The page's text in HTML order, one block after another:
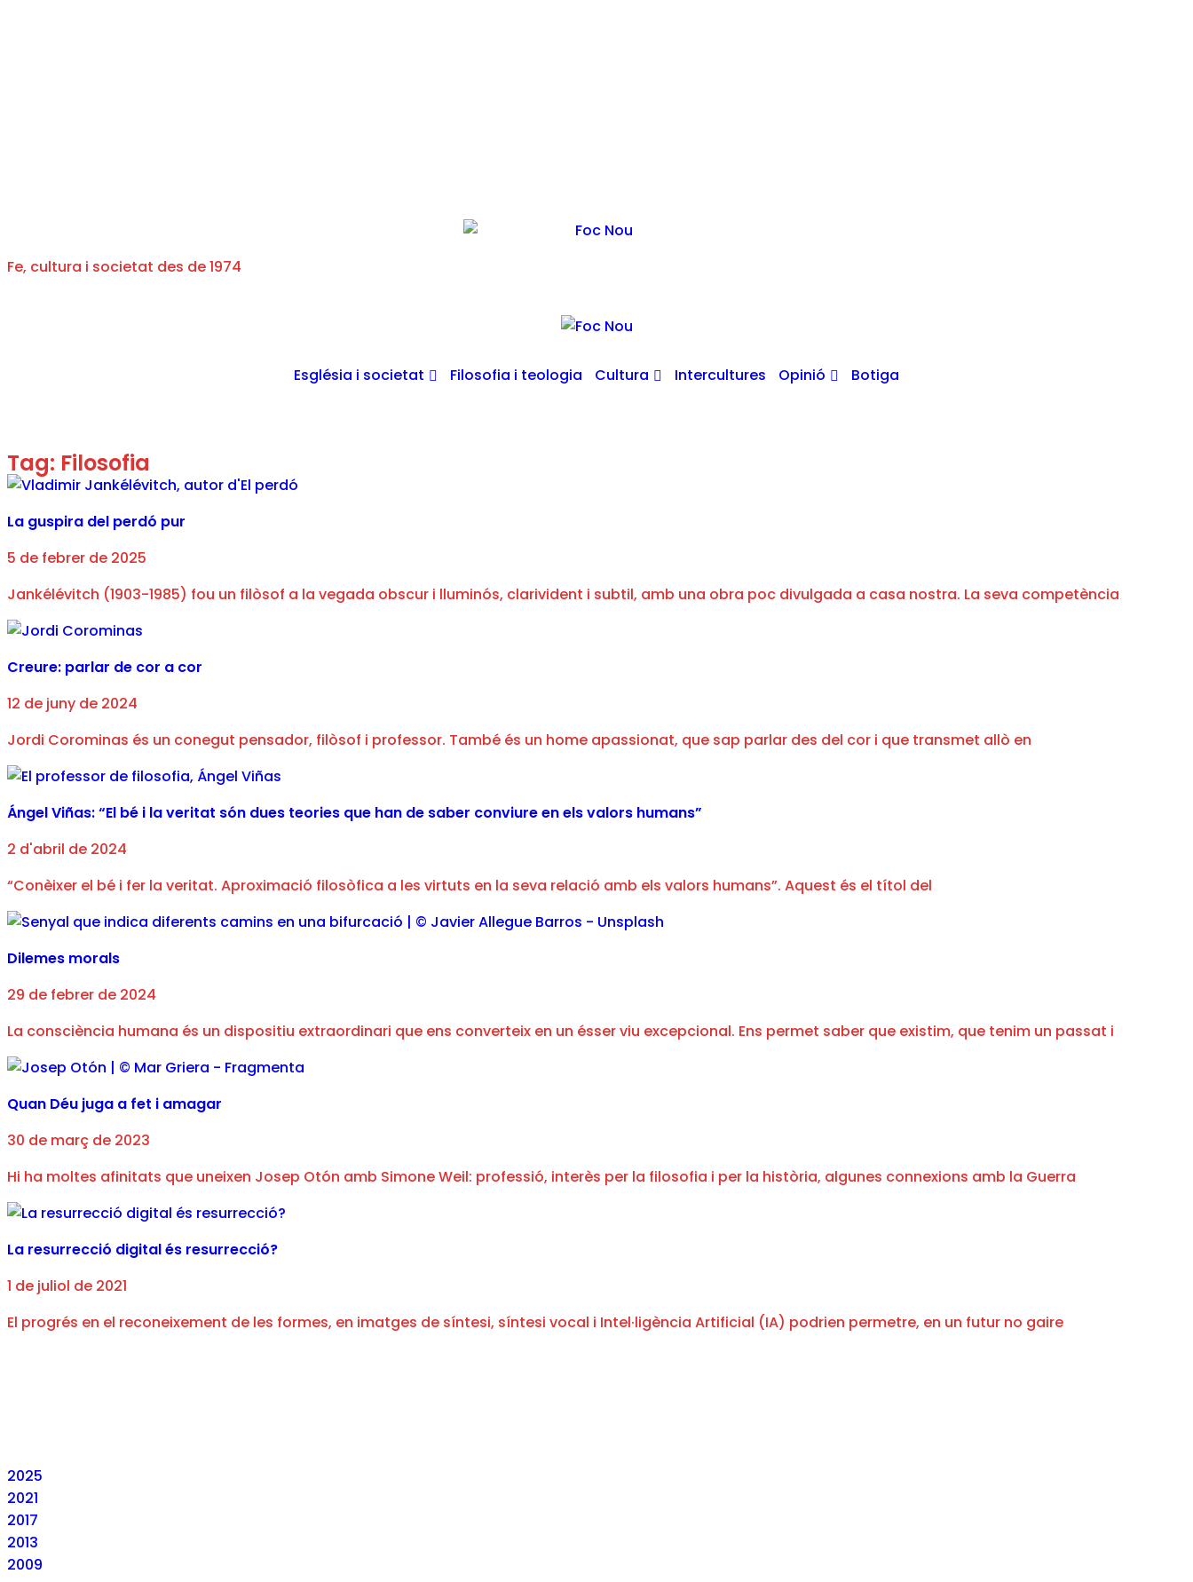
Fe, cultura i societat des de 1974
Església i societat Filosofia i teologia Cultura Intercultures Opinió Botiga
Tag: Filosofia
La guspira del perdó pur
5 de febrer de 2025
Jankélévitch (1903-1985) fou un filòsof a la vegada obscur i lluminós, clarivident i subtil, amb una obra poc divulgada a casa nostra. La seva competència
Creure: parlar de cor a cor
12 de juny de 2024
Jordi Corominas és un conegut pensador, filòsof i professor. També és un home apassionat, que sap parlar des del cor i que transmet allò en
Ángel Viñas: “El bé i la veritat són dues teories que han de saber conviure en els valors humans”
2 d'abril de 2024
“Conèixer el bé i fer la veritat. Aproximació filosòfica a les virtuts en la seva relació amb els valors humans”. Aquest és el títol del
Dilemes morals
29 de febrer de 2024
La consciència humana és un dispositiu extraordinari que ens converteix en un ésser viu excepcional. Ens permet saber que existim, que tenim un passat i
Quan Déu juga a fet i amagar
30 de març de 2023
Hi ha moltes afinitats que uneixen Josep Otón amb Simone Weil: professió, interès per la filosofia i per la història, algunes connexions amb la Guerra
La resurrecció digital és resurrecció?
1 de juliol de 2021
El progrés en el reconeixement de les formes, en imatges de síntesi, síntesi vocal i Intel·ligència Artificial (IA) podrien permetre, en un futur no gaire
2025
2021
2017
2013
2009